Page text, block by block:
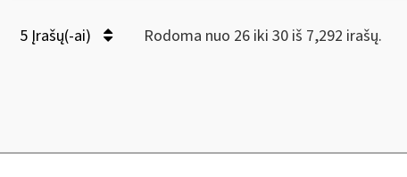
5 Įrašų(-ai) Rodoma nuo 26 iki 30 iš 7,292 irašų.